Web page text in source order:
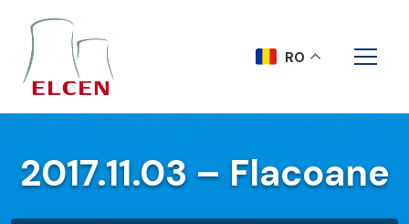
2017.11.03 – Flacoane
RO